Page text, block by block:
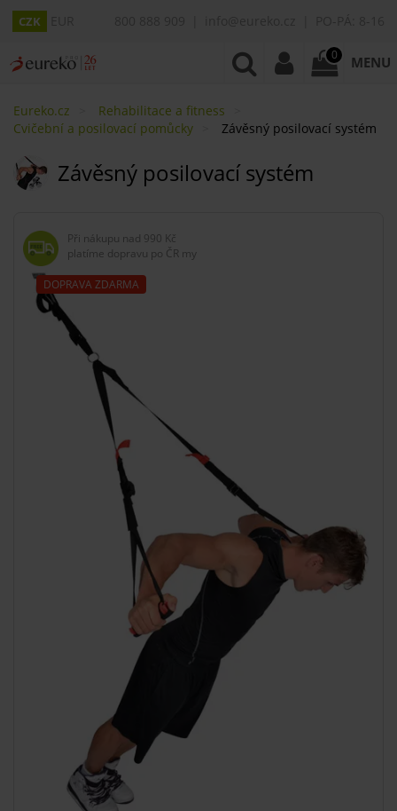
CZK
0 MENU
Eureko.cz
Rehabilitace a fitness
Cvičební a posilovací pomůcky
Závěsný posilovací systém
Závěsný posilovací systém
Při nákupu nad 990 Kč
platíme dopravu po ČR my
DOPRAVA ZDARMA